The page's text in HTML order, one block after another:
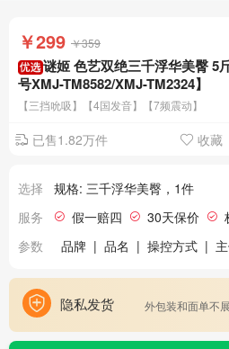
￥299 ￥359
谜姬 色艺双绝三千浮华美臀 5
号XMJ-TM8582/XMJ-TM2324】
【三挡吮吸】【4国发音】【7频震动】
已售1.82万件 收藏
选择
规格: 三千浮华美臀，1件
服务
假一赔四 30天保价
参数
品牌 | 品名 | 操控方式 |
三千浮华美臀吮吸款特点 |
隐私发货 外包装和面单不